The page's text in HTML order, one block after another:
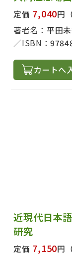
定価 7,040円
著者名： 平田
ISBN：
カートへ
近現代日本
研究
定価 7,150円